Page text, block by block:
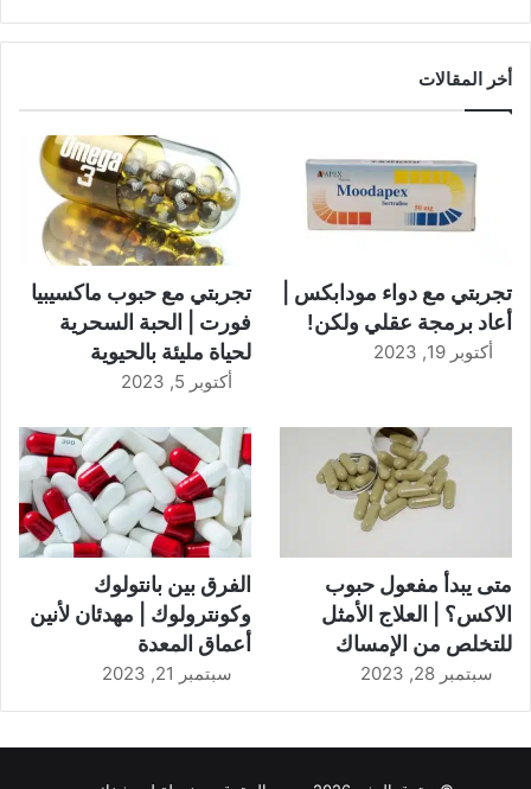
أخر المقالات
تجربتي مع دواء مودابكس |
أعاد برمجة عقلي ولكن!
أكتوبر 19, 2023
تجربتي مع حبوب ماكسيبيا
فورت | الحبة السحرية
لحياة مليئة بالحيوية
أكتوبر 5, 2023
متى يبدأ مفعول حبوب
الاكس؟ | العلاج الأمثل
للتخلص من الإمساك
سبتمبر 28, 2023
الفرق بين بانتولوك
وكونترولوك | مهدئان لأنين
أعماق المعدة
سبتمبر 21, 2023